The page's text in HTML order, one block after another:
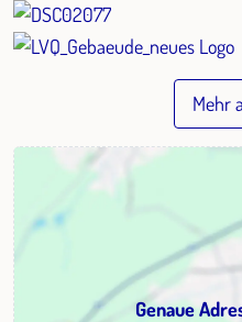
Mehr
Genaue